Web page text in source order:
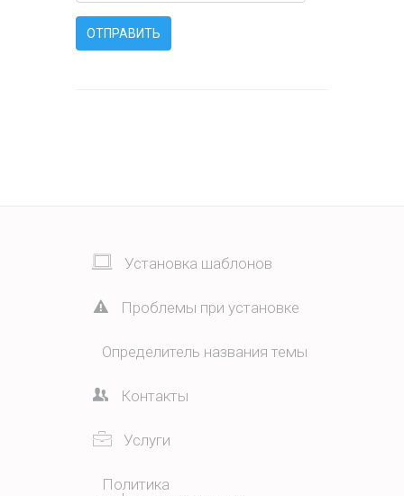
Установка шаблонов
Проблемы при установке
Определитель названия темы
Контакты
Услуги
Политика